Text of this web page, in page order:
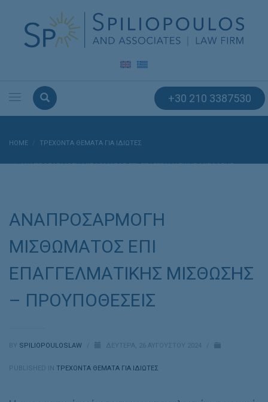
+30 210 3387530
HOME ΤΡΕΧΟΝΤΑ ΘΕΜΑΤΑ ΓΙΑ ΙΔΙΩΤΕΣ
ΑΝΑΠΡΟΣΑΡΜΟΓΗ ΜΙΣΘΩΜΑΤΟΣ ΕΠΙ ΕΠΑΓΓΕΛΜΑΤΙΚΗΣ ΜΙΣΘΩΣΗΣ –
ΑΝΑΠΡΟΣΑΡΜΟΓΗ
ΜΙΣΘΩΜΑΤΟΣ ΕΠΙ
ΕΠΑΓΓΕΛΜΑΤΙΚΗΣ ΜΙΣΘΩΣΗΣ
– ΠΡΟΥΠΟΘΕΣΕΙΣ
BY SPILIOPOULOSLAW ΔΕΥΤΈΡΑ, 26 ΑΥΓΟΎΣΤΟΥ 2024
PUBLISHED IN ΤΡΕΧΟΝΤΑ ΘΕΜΑΤΑ ΓΙΑ ΙΔΙΩΤΕΣ